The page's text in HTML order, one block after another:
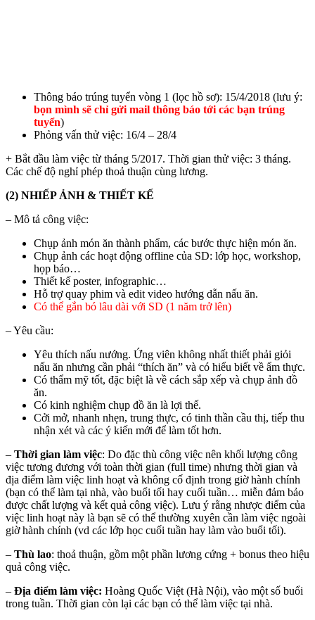
Thông báo trúng tuyển vòng 1 (lọc hồ sơ): 15/4/2018 (lưu ý:
bọn mình sẽ chỉ gửi mail thông báo tới các bạn trúng
tuyển)
Phỏng vấn thử việc: 16/4 – 28/4
+ Bắt đầu làm việc từ tháng 5/2017. Thời gian thử việc: 3 tháng.
Các chế độ nghỉ phép thoả thuận cùng lương.
(2) NHIẾP ẢNH & THIẾT KẾ
– Mô tả công việc:
Chụp ảnh món ăn thành phẩm, các bước thực hiện món ăn.
Chụp ảnh các hoạt động offline của SD: lớp học, workshop,
họp báo…
Thiết kế poster, infographic…
Hỗ trợ quay phim và edit video hướng dẫn nấu ăn.
Có thể gắn bó lâu dài với SD (1 năm trở lên)
– Yêu cầu:
Yêu thích nấu nướng. Ứng viên không nhất thiết phải giỏi
nấu ăn nhưng cần phải “thích ăn” và có hiểu biết về ẩm thực.
Có thẩm mỹ tốt, đặc biệt là về cách sắp xếp và chụp ảnh đồ
ăn.
Có kinh nghiệm chụp đồ ăn là lợi thế.
Cởi mở, nhanh nhẹn, trung thực, có tinh thần cầu thị, tiếp thu
nhận xét và các ý kiến mới để làm tốt hơn.
– Thời gian làm việc: Do đặc thù công việc nên khối lượng công
việc tương đương với toàn thời gian (full time) nhưng thời gian và
địa điểm làm việc linh hoạt và không cố định trong giờ hành chính
(bạn có thể làm tại nhà, vào buổi tối hay cuối tuần… miễn đảm bảo
được chất lượng và kết quả công việc). Lưu ý rằng nhược điểm của
việc linh hoạt này là bạn sẽ có thể thường xuyên cần làm việc ngoài
giờ hành chính (vd các lớp học cuối tuần hay làm vào buổi tối).
– Thù lao: thoả thuận, gồm một phần lương cứng + bonus theo hiệu
quả công việc.
– Địa điểm làm việc: Hoàng Quốc Việt (Hà Nội), vào một số buổi
trong tuần. Thời gian còn lại các bạn có thể làm việc tại nhà.